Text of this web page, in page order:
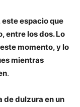
este espacio que
entre los dos. Lo
momento, y lo
mientras
.
de dulzura en un